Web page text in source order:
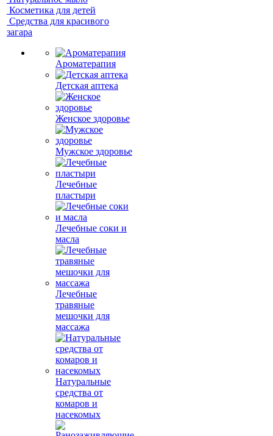
Косметика для детей
Средства для красивого
загара
Ароматерапия
Детская аптека
Женское здоровье
Мужское здоровье
Лечебные
пластыри
Лечебные соки и
масла
Лечебные
травяные
мешочки для
массажа
Натуральные
средства от
комаров и
насекомых